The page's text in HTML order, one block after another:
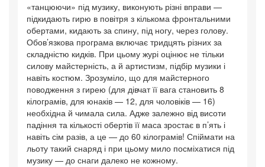
«танцюючи» під музику, виконують різні вправи —
підкидають гирю в повітря з кількома фронтальними
обертами, кидають за спину, під ногу, через голову.
Обов’язкова програма включає тридцять різних за
складністю кидків. При цьому журі оцінює не тільки
силову майстерність, а й артистизм, підбір музики і
навіть костюм. Зрозуміло, що для майстерного
поводження з гирею (для дівчат її вага становить 8
кілограмів, для юнаків — 12, для чоловіків — 16)
необхідна й чимала сила. Адже залежно від висоти
падіння та кількості обертів її маса зростає в п’ять і
навіть сім разів, а це — до 60 кілограмів! Спіймати на
льоту такий снаряд і при цьому мило посміхатися під
музику — до снаги далеко не кожному.